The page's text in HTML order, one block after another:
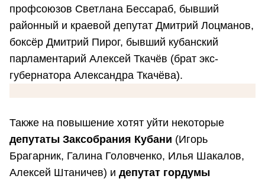
профсоюзов Светлана Бессараб, бывший
районный и краевой депутат Дмитрий Лоцманов,
боксёр Дмитрий Пирог, бывший кубанский
парламентарий Алексей Ткачёв (брат экс-
губернатора Александра Ткачёва).
Также на повышение хотят уйти некоторые
депутаты Заксобрания Кубани (Игорь
Брагарник, Галина Головченко, Илья Шакалов,
Алексей Штаничев) и депутат гордумы